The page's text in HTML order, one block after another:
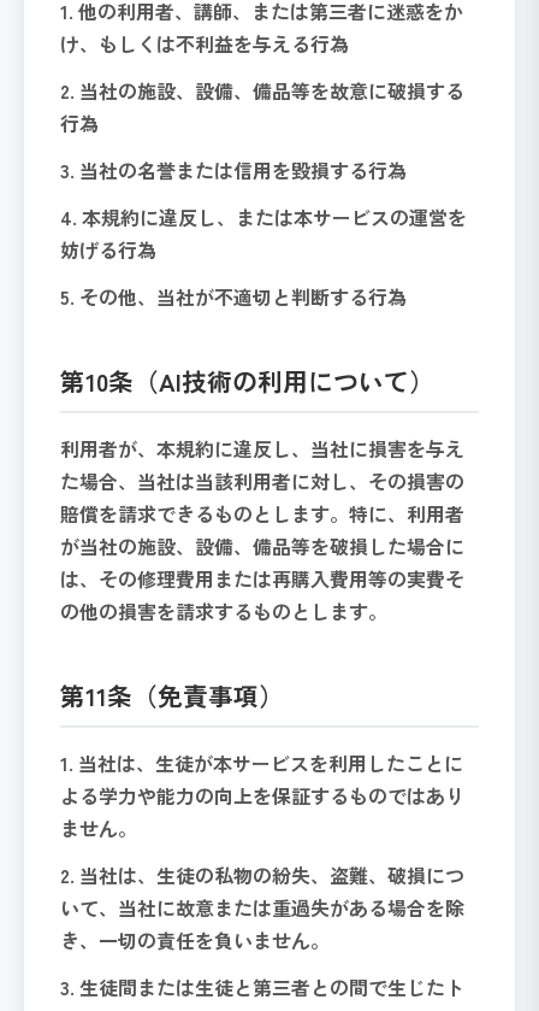
1. 他の利用者、講師、または第三者に迷惑をか
け、もしくは不利益を与える行為
2. 当社の施設、設備、備品等を故意に破損する
行為
3. 当社の名誉または信用を毀損する行為
4. 本規約に違反し、または本サービスの運営を
妨げる行為
5. その他、当社が不適切と判断する行為
第10条（AI技術の利用について）
利用者が、本規約に違反し、当社に損害を与え
た場合、当社は当該利用者に対し、その損害の
賠償を請求できるものとします。特に、利用者
が当社の施設、設備、備品等を破損した場合に
は、その修理費用または再購入費用等の実費そ
の他の損害を請求するものとします。
第11条（免責事項）
1. 当社は、生徒が本サービスを利用したことに
よる学力や能力の向上を保証するものではあり
ません。
2. 当社は、生徒の私物の紛失、盗難、破損につ
いて、当社に故意または重過失がある場合を除
き、一切の責任を負いません。
3. 生徒間または生徒と第三者との間で生じたト